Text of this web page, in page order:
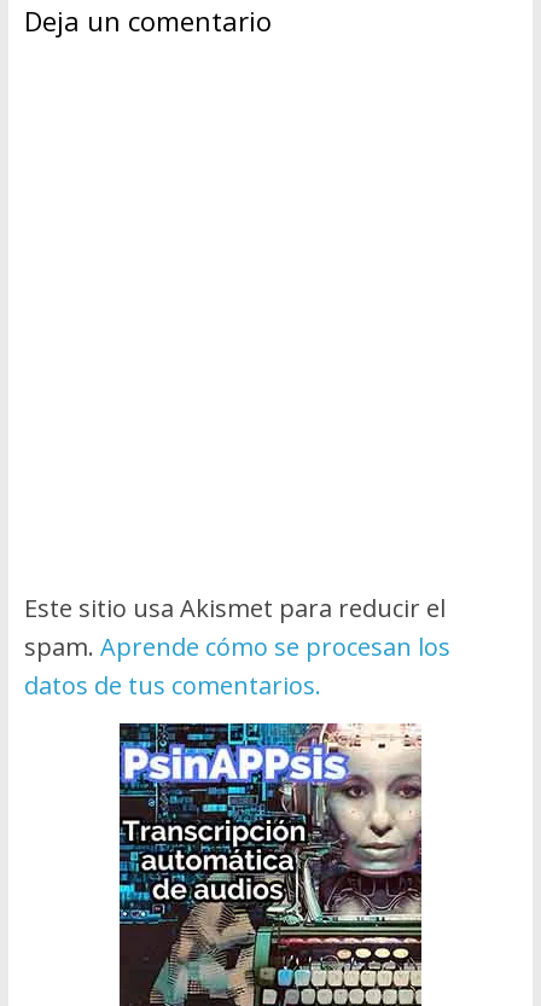
Deja un comentario
Este sitio usa Akismet para reducir el
spam. Aprende cómo se procesan los
datos de tus comentarios.